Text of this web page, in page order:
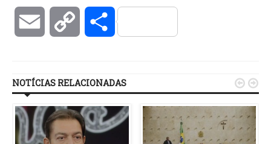
Email Copy Compartilhar
NOTÍCIAS RELACIONADAS  